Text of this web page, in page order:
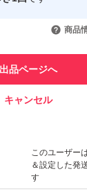
引を完了させ
での取引実績
このユーザー
＆設定した発
す
商品
出品ページへ
キャンセル